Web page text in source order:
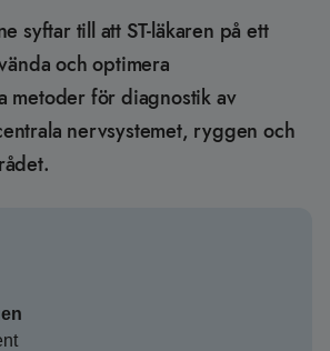
syftar till att ST-läkaren på ett
och optimera
metoder för diagnostik av
nervsystemet, ryggen och